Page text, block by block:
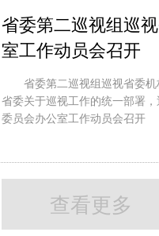
省委第二巡视组巡
室工作动员会召开
省委第二巡视组巡视省委
省委关于巡视工作的统一部署
委员会办公室工作动员会召开
查看更多